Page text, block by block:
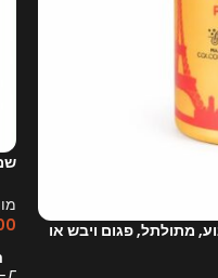
מתולתל, פגום ויבש או